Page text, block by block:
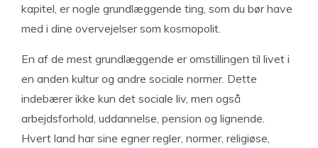
kapitel, er nogle grundlæggende ting, som du bør have
med i dine overvejelser som kosmopolit.
En af de mest grundlæggende er omstillingen til livet i
en anden kultur og andre sociale normer. Dette
indebærer ikke kun det sociale liv, men også
arbejdsforhold, uddannelse, pension og lignende.
Hvert land har sine egner regler, normer, religiøse,